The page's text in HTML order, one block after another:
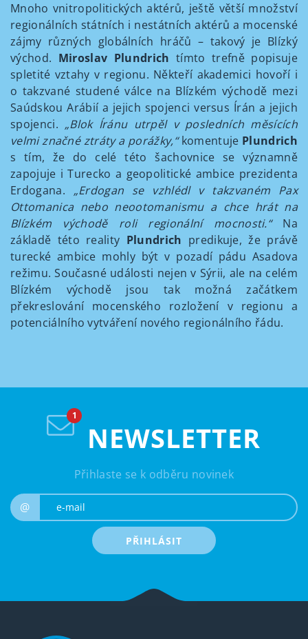
Mnoho vnitropolitických aktérů, ještě větší množství
regionálních státních i nestátních aktérů a mocenské
zájmy různých globálních hráčů – takový je Blízký
východ. Miroslav Plundrich tímto trefně popisuje
spletité vztahy v regionu. Někteří akademici hovoří i
o takzvané studené válce na Blízkém východě mezi
Saúdskou Arábií a jejich spojenci versus Írán a jejich
spojenci. „Blok Íránu utrpěl v posledních měsících
velmi značné ztráty a porážky,“komentuje Plundrich
s tím, že do celé této šachovnice se významně
zapojuje i Turecko a geopolitické ambice prezidenta
Erdogana. „Erdogan se vzhlédl v takzvaném Pax
Ottomanica nebo neootomanismu a chce hrát na
Blízkém východě roli regionální mocnosti.“Na
základě této reality Plundrich predikuje, že právě
turecké ambice mohly být v pozadí pádu Asadova
režimu. Současné události nejen v Sýrii, ale na celém
Blízkém východě jsou tak možná začátkem
překreslování mocenského rozložení v regionu a
potenciálního vytváření nového regionálního řádu.
NEWSLETTER
Přihlaste se k odběru novinek
@
PŘIHLÁSIT